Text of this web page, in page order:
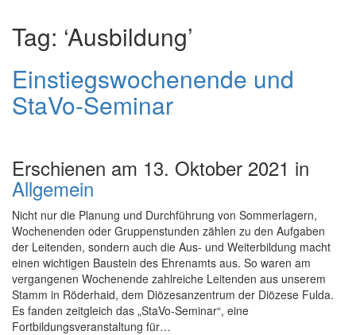
Tag: ‘Ausbildung’
Einstiegswochenende und
StaVo-Seminar
Erschienen am 13. Oktober 2021 in
Allgemein
Nicht nur die Planung und Durchführung von Sommerlagern,
Wochenenden oder Gruppenstunden zählen zu den Aufgaben
der Leitenden, sondern auch die Aus- und Weiterbildung macht
einen wichtigen Baustein des Ehrenamts aus. So waren am
vergangenen Wochenende zahlreiche Leitenden aus unserem
Stamm in Röderhaid, dem Diözesanzentrum der Diözese Fulda.
Es fanden zeitgleich das „StaVo-Seminar“, eine
Fortbildungsveranstaltung für…